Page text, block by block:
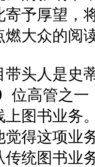
寄予厚望
大众的阅
带头人是
高管之一
上图书业
得这项业
传统图书业